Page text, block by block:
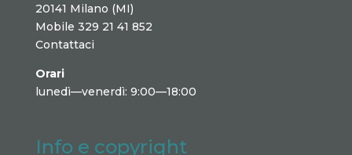
20141 Milano (MI)
Mobile 329 21 41 852
Contattaci
Orari
lunedì—venerdì: 9:00—18:00
Info e copyright